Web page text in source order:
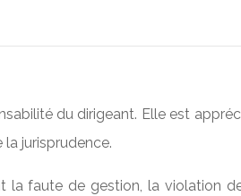
du dirigeant. Elle est
jurisprudence.
la faute de gestion, la violation